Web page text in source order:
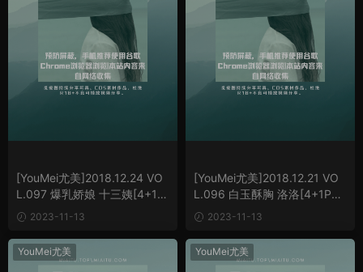
[YouMei尤美]2018.12.24 VO
L.097 爆乳娇娘 十三姨[4+1P
／5.63M]
2023-11-13
[YouMei尤美]2018.12.21 VO
L.096 白玉酥胸 洛洛[4+1P／
8.51M]
2023-11-13
YouMei尤美 YouMei尤美